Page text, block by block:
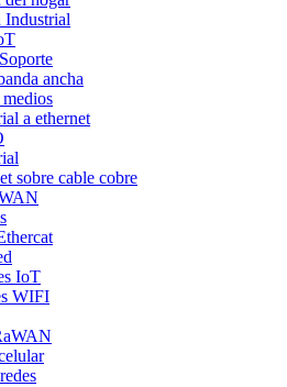
Industrial
ancha
a ethernet
sobre cable cobre
IoT
WIFI